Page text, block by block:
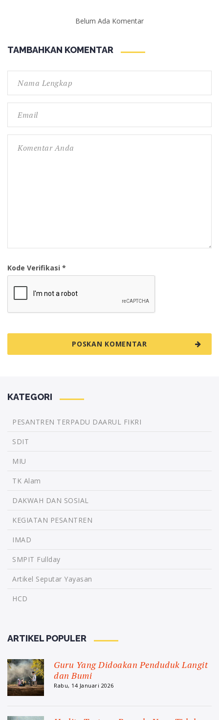
Belum Ada Komentar
TAMBAHKAN KOMENTAR
Kode Verifikasi *
KATEGORI
PESANTREN TERPADU DAARUL FIKRI
SDIT
MIU
TK Alam
DAKWAH DAN SOSIAL
KEGIATAN PESANTREN
IMAD
SMPIT Fullday
Artikel Seputar Yayasan
HCD
ARTIKEL POPULER
Guru Yang Didoakan Penduduk Langit
dan Bumi
Rabu, 14 Januari 2026